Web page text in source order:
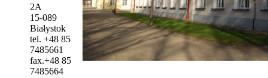
2A
15-089
Białystok
tel. +48 85
7485661
fax.+48 85
7485664